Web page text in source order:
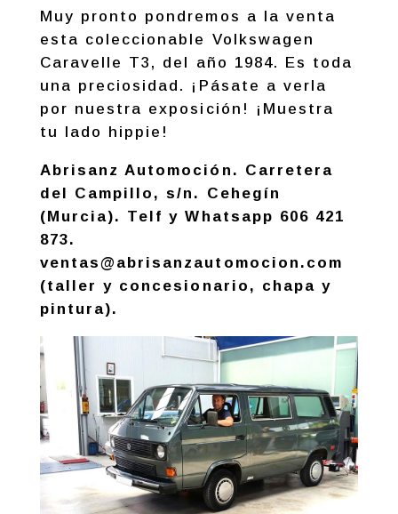
Muy pronto pondremos a la venta
esta coleccionable Volkswagen
Caravelle T3, del año 1984. Es toda
una preciosidad. ¡Pásate a verla
por nuestra exposición! ¡Muestra
tu lado hippie!
Abrisanz Automoción. Carretera
del Campillo, s/n. Cehegín
(Murcia). Telf y Whatsapp 606 421
873.
ventas@abrisanzautomocion.com
(taller y concesionario, chapa y
pintura).